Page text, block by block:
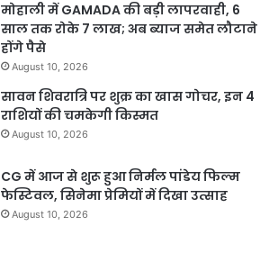
मोहाली में GAMADA की बड़ी लापरवाही, 6
साल तक रोके 7 लाख; अब ब्याज समेत लौटाने
होंगे पैसे
August 10, 2026
सावन शिवरात्रि पर शुक्र का खास गोचर, इन 4
राशियों की चमकेगी किस्मत
August 10, 2026
CG में आज से शुरू हुआ निर्मल पांडेय फिल्म
फेस्टिवल, सिनेमा प्रेमियों में दिखा उत्साह
August 10, 2026